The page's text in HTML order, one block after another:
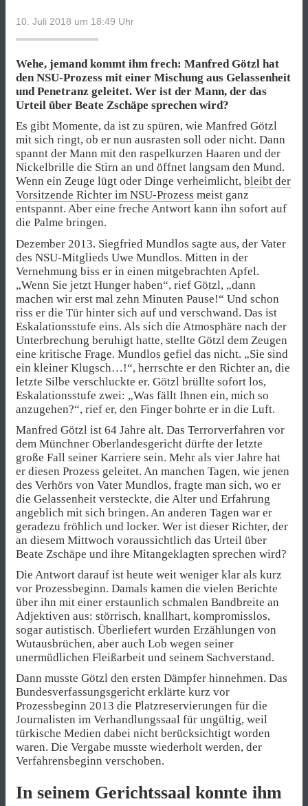
10. Juli 2018 um 18:49 Uhr
Wehe, jemand kommt ihm frech: Manfred Götzl hat
den NSU-Prozess mit einer Mischung aus Gelassenheit
und Penetranz geleitet. Wer ist der Mann, der das
Urteil über Beate Zschäpe sprechen wird?
Es gibt Momente, da ist zu spüren, wie Manfred Götzl
mit sich ringt, ob er nun ausrasten soll oder nicht. Dann
spannt der Mann mit den raspelkurzen Haaren und der
Nickelbrille die Stirn an und öffnet langsam den Mund.
Wenn ein Zeuge lügt oder Dinge verheimlicht, bleibt der
Vorsitzende Richter im NSU-Prozess meist ganz
entspannt. Aber eine freche Antwort kann ihn sofort auf
die Palme bringen.
Dezember 2013. Siegfried Mundlos sagte aus, der Vater
des NSU-Mitglieds Uwe Mundlos. Mitten in der
Vernehmung biss er in einen mitgebrachten Apfel.
„Wenn Sie jetzt Hunger haben“, rief Götzl, „dann
machen wir erst mal zehn Minuten Pause!“ Und schon
riss er die Tür hinter sich auf und verschwand. Das ist
Eskalationsstufe eins. Als sich die Atmosphäre nach der
Unterbrechung beruhigt hatte, stellte Götzl dem Zeugen
eine kritische Frage. Mundlos gefiel das nicht. „Sie sind
ein kleiner Klugsch…!“, herrschte er den Richter an, die
letzte Silbe verschluckte er. Götzl brüllte sofort los,
Eskalationsstufe zwei: „Was fällt Ihnen ein, mich so
anzugehen?“, rief er, den Finger bohrte er in die Luft.
Manfred Götzl ist 64 Jahre alt. Das Terrorverfahren vor
dem Münchner Oberlandesgericht dürfte der letzte
große Fall seiner Karriere sein. Mehr als vier Jahre hat
er diesen Prozess geleitet. An manchen Tagen, wie jenen
des Verhörs von Vater Mundlos, fragte man sich, wo er
die Gelassenheit versteckte, die Alter und Erfahrung
angeblich mit sich bringen. An anderen Tagen war er
geradezu fröhlich und locker. Wer ist dieser Richter, der
an diesem Mittwoch voraussichtlich das Urteil über
Beate Zschäpe und ihre Mitangeklagten sprechen wird?
Die Antwort darauf ist heute weit weniger klar als kurz
vor Prozessbeginn. Damals kamen die vielen Berichte
über ihn mit einer erstaunlich schmalen Bandbreite an
Adjektiven aus: störrisch, knallhart, kompromisslos,
sogar autistisch. Überliefert wurden Erzählungen von
Wutausbrüchen, aber auch Lob wegen seiner
unermüdlichen Fleißarbeit und seinem Sachverstand.
Dann musste Götzl den ersten Dämpfer hinnehmen. Das
Bundesverfassungsgericht erklärte kurz vor
Prozessbeginn 2013 die Platzreservierungen für die
Journalisten im Verhandlungssaal für ungültig, weil
türkische Medien dabei nicht berücksichtigt worden
waren. Die Vergabe musste wiederholt werden, der
Verfahrensbeginn verschoben.
In seinem Gerichtssaal konnte ihm